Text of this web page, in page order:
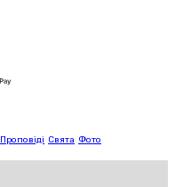
Проповіді Свята Фото